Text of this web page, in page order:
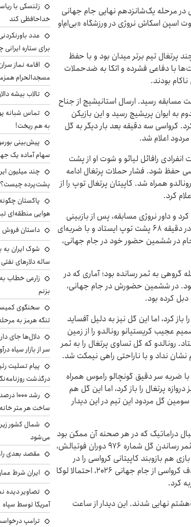
در مرحله یک‌شانزدهم نهایی جام جهانی
با قضاوت اسپن اسکاش نروژی در ورزشگاه «بی‌ام‌او
پرتغال تیم برتر میدان بود و با حفظ
با دفاعی فشرده و اتکا به ضدحملات
بودند.
گل نخست مسابقه رسید. ارسال استانیشیچ از جناح
به ایوان پریشیچ رسید و این بازیکن
کرواسی سه دقیقه بعد بار دیگر به گل
اعلام شد.
حرکت انفرادی رافائل لیائو و شوت او از پشت
حفظ شود. فشار حملات پرتغال ادامه
رونالدو همراه شد. کاپیتان پرتغال توپ را از
کرد.
کرد و داور نروژی مسابقه، پس از بازبینی
صحنه با کمک VAR نقطه پنالتی را نشان داد. کریستیانو رونالدو در دقیقه ۶۸ پشت توپ ایستاد و با ضربه‌ای
در ششمین حضور خود در جام جهانی،
را در مرحله گروهی به ثمر رسانده بود؛ آماری که در
بود. در ششمین حضورش در جام جهانی،
را باز کرد، اما این گل نیز به دلیل آفساید
پرتغال، در تصمیم عجیب کریستیانو رونالدو را از زمین
رونالدو که گل تساوی پرتغال را به ثمر
نداد و با ناراحتی راهی نیمکت شد.
از جناح چپ با ضربه سر دقیق گونچالو راموس همراه
به کنج دروازه کرواسی رفت. کرواسی در دقیقه ۱۳+۹۰ نیز دروازه پرتغال را باز کرد، اما این گل هم
گل مردود این تیم در این دیدار
دراماتیک که در هر صحنه‌ آن ممکن بود
سرنوشت تغییر کند، در نهایت با رستگاری کریستیانو رونالدو و به ثمر رساندن گل شماره ۹۷۶ دوران فوتبالش،
هم بازوبند کاپیتانی کرواسی را در
اختیار داشت، در اوج شکوه و احترام با جام خداحافظی کرد. با حذف کرواسی از جام جهانی ۲۰۲۶، احتمالا لوکا
نهایی شدند. این دیدار از ساعت
زلنسکی با
خداحافظی کند
عدد
برای ستاره
اقامه نماز
مسجدالحرام
تالاب بیشه
تماس شبانه
به هم ریخت!
سهام آماده یک
پشت‌پرده چیست؟
پاکستان
هوایی منطقه‌ای
داستان
ساله دلارهای نفتی
زارعی خطاب
بزنم
سخنگوی
تنگه هرمز به
دلال‌ها جای
سر از بازار سیاه
پیام تسلیت
درگذشت
رشد
ساخت هر متر
شمال کشور
می‌شود
مقصد بعدی
ایران شرط
تصاویر دیده
آمریکا توسط سپاه
ترامپ